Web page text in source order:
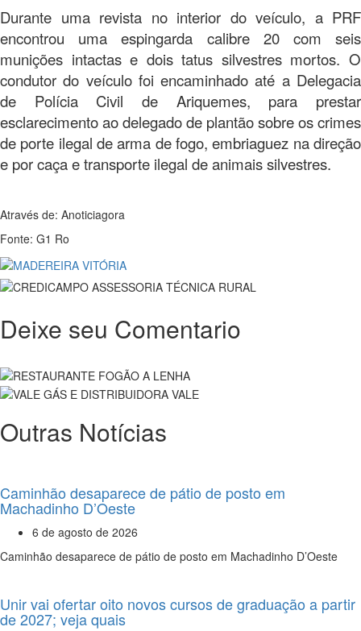
Durante uma revista no interior do veículo, a PRF
encontrou uma espingarda calibre 20 com seis
munições intactas e dois tatus silvestres mortos. O
condutor do veículo foi encaminhado até a Delegacia
de Polícia Civil de Ariquemes, para prestar
esclarecimento ao delegado de plantão sobre os crimes
de porte ilegal de arma de fogo, embriaguez na direção
e por caça e transporte ilegal de animais silvestres.
Através de: Anoticiagora
Fonte: G1 Ro
Deixe seu Comentario
Outras Notícias
Caminhão desaparece de pátio de posto em
Machadinho D’Oeste
6 de agosto de 2026
Caminhão desaparece de pátio de posto em Machadinho D’Oeste
Unir vai ofertar oito novos cursos de graduação a partir
de 2027; veja quais